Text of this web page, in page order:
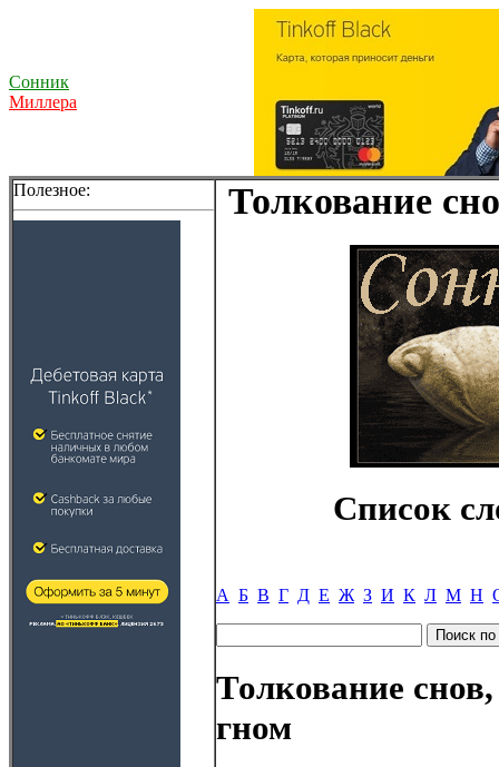
Сонник
Миллера
Полезное: Толкование
Список
А Б В Г Д Е Ж З И К Л М Н
Толкование
гном